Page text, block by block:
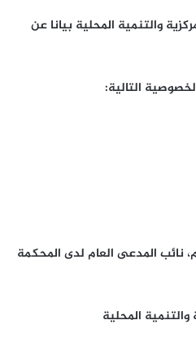
والتنمية المحلية بيانا عن
التالية:
نائب المدعى العام لدى المحكمة
والتنمية المحلية